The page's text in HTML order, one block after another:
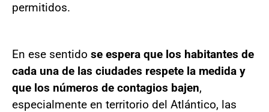
permitidos.
En ese sentido se espera que los habitantes de
cada una de las ciudades respete la medida y
que los números de contagios bajen,
especialmente en territorio del Atlántico, las